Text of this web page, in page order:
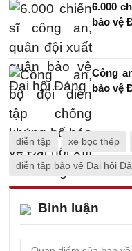
6.000
bảo vệ
Công
bảo vệ
diễn tập xe bọc thép
diễn tập bảo vệ Đại hội
Bình luận